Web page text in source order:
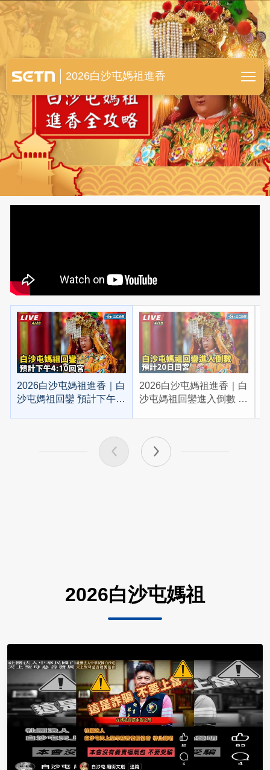
白沙屯媽祖進香全紀錄
2026白沙屯媽祖進香
2026白沙屯媽祖進香｜白
沙屯媽祖回鑾 預計下午
2026白沙屯媽祖進香｜白
沙屯媽祖回鑾進入倒數 預
2026白沙屯媽祖